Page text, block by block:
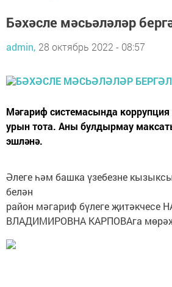
Бәхәсле мәсьәләләр
admin, 28 октябрь 2022 - 08:57
Мәгариф системасында коррупция
урын тота. Аны булдырмау
эшләнә.
Әлеге һәм башка үзебезне
белән
район мәгариф бүлеге җитәкчесе
ВЛАДИМИРОВНА КАРПОВАга